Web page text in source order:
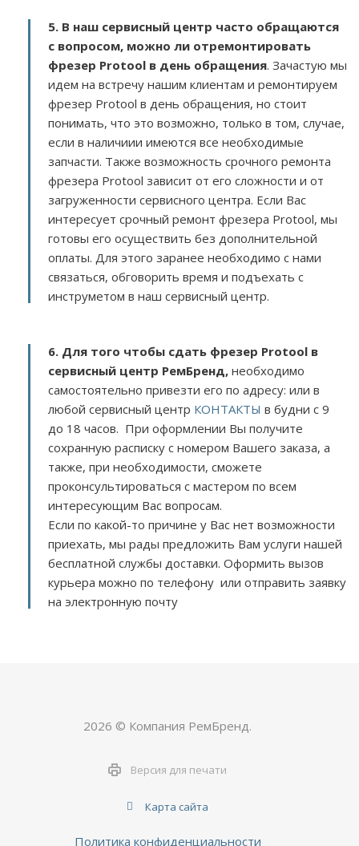
5. В наш сервисный центр часто обращаются
с вопросом, можно ли отремонтировать
фрезер Protool в день обращения. Зачастую мы
идем на встречу нашим клиентам и ремонтируем
фрезер Protool в день обращения, но стоит
понимать, что это возможно, только в том, случае,
если в наличиии имеются все необходимые
запчасти. Также возможность срочного ремонта
фрезера Protool зависит от его сложности и от
загруженности сервисного центра. Если Вас
интересует срочный ремонт фрезера Protool, мы
готовы его осуществить без дополнительной
оплаты. Для этого заранее необходимо с нами
связаться, обговорить время и подъехать с
инструметом в наш сервисный центр.
6. Для того чтобы сдать фрезер Protool в
сервисный центр РемБренд, необходимо
самостоятельно привезти его по адресу: или в
любой сервисный центр КОНТАКТЫ в будни с 9
до 18 часов. При оформлении Вы получите
сохранную расписку с номером Вашего заказа, а
также, при необходимости, сможете
проконсультироваться с мастером по всем
интересующим Вас вопросам.
Если по какой-то причине у Вас нет возможности
приехать, мы рады предложить Вам услуги нашей
бесплатной службы доставки. Оформить вызов
курьера можно по телефону или отправить заявку
на электронную почту
2026 © Компания РемБренд.
Версия для печати
Карта сайта
Политика конфиденциальности